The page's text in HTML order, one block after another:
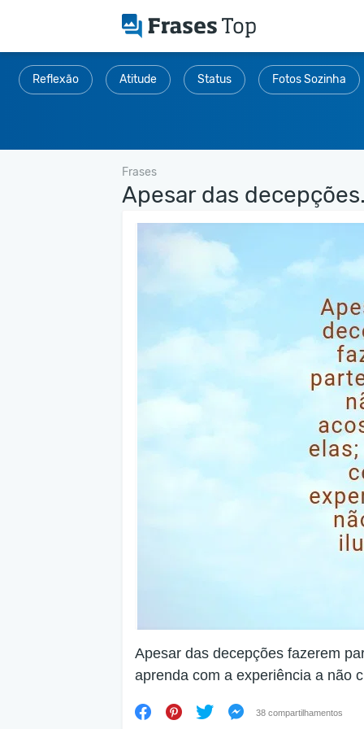
Reflexão Atitude Status Fotos Sozinha
Frases
Apesar das
Apesar das decepções fazerem
aprenda com a experiência a não
38 compartilhamentos